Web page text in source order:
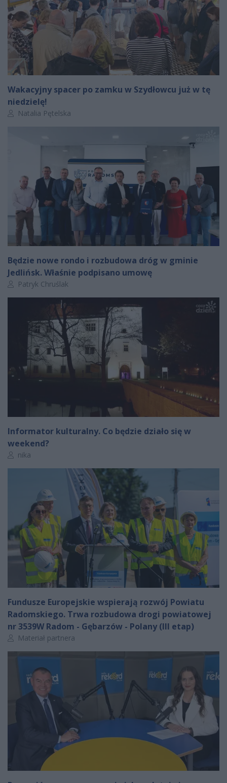
Wakacyjny spacer po zamku w Szydłowcu już w tę
niedzielę!
Autor artykułu:
Natalia Pętelska
Będzie nowe rondo i rozbudowa dróg w gminie
Jedlińsk. Właśnie podpisano umowę
Autor artykułu:
Patryk Chruślak
Informator kulturalny. Co będzie działo się w
weekend?
Autor artykułu:
nika
Fundusze Europejskie wspierają rozwój Powiatu
Radomskiego. Trwa rozbudowa drogi powiatowej
nr 3539W Radom - Gębarzów - Polany (III etap)
Autor artykułu:
Materiał partnera